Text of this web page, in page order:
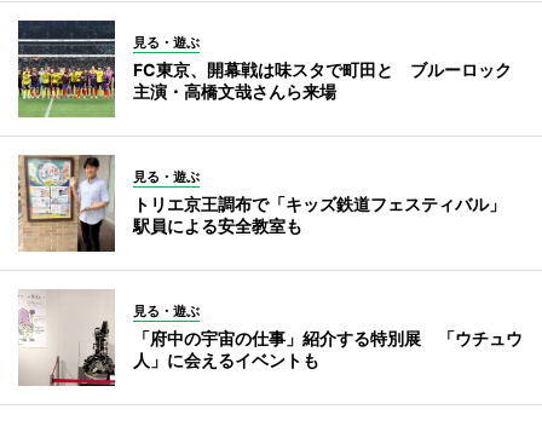
見る・遊ぶ
FC東京、開幕戦は味スタで町田と ブルーロック
主演・高橋文哉さんら来場
見る・遊ぶ
トリエ京王調布で「キッズ鉄道フェスティバル」
駅員による安全教室も
見る・遊ぶ
「府中の宇宙の仕事」紹介する特別展 「ウチュウ
人」に会えるイベントも